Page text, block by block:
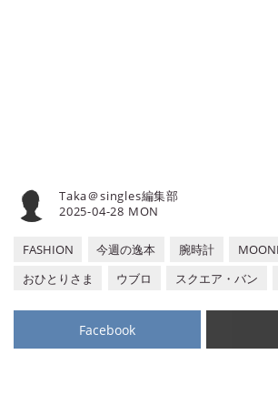
2025-04-28 MON
Taka＠singles編集部
FASHION 今週の逸本 腕時計
おひとりさま
ウブロ スクエア・バン
Facebook